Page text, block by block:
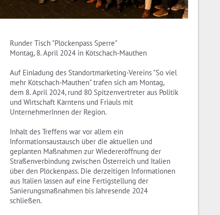
Runder Tisch "Plöckenpass Sperre"
Montag, 8. April 2024 in Kötschach-Mauthen
Auf Einladung des Standortmarketing-Vereins "So viel
mehr Kötschach-Mauthen" trafen sich am Montag,
dem 8. April 2024, rund 80 Spitzenvertreter aus Politik
und Wirtschaft Kärntens und Friauls mit
UnternehmerInnen der Region.
Inhalt des Treffens war vor allem ein
Informationsaustausch über die aktuellen und
geplanten Maßnahmen zur Wiedereröffnung der
Straßenverbindung zwischen Österreich und Italien
über den Plöckenpass. Die derzeitigen Informationen
aus Italien lassen auf eine Fertigstellung der
Sanierungsmaßnahmen bis Jahresende 2024
schließen.